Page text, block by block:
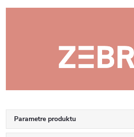
Parametre produktu